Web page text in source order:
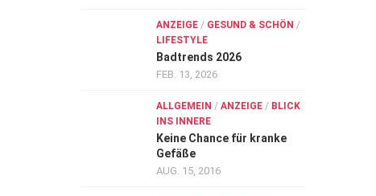
ANZEIGE / GESUND & SCHÖN /
LIFESTYLE
Badtrends 2026
FEB. 13, 2026
ALLGEMEIN / ANZEIGE / BLICK
INS INNERE
Keine Chance für kranke
Gefäße
AUG. 15, 2016